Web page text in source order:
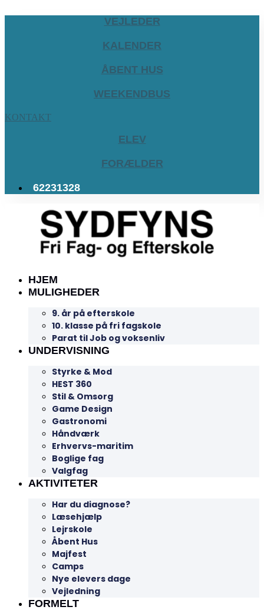
VEJLEDER
KALENDER
ÅBENT HUS
WEEKENDBUS
KONTAKT
ELEV
FORÆLDER
62231328
HJEM
MULIGHEDER
9. år på efterskole
10. klasse på fri fagskole
Parat til Job og voksenliv
UNDERVISNING
Styrke & Mod
HEST 360
Stil & Omsorg
Game Design
Gastronomi
Håndværk
Erhvervs-maritim
Boglige fag
Valgfag
AKTIVITETER
Har du diagnose?
Læsehjælp
Lejrskole
Åbent Hus
Majfest
Camps
Nye elevers dage
Vejledning
FORMELT